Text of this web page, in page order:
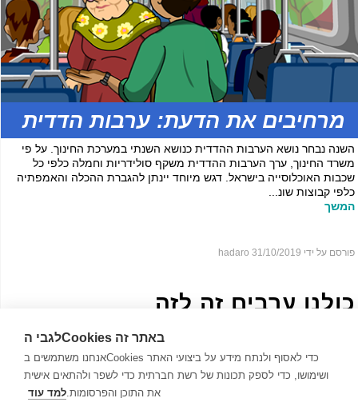
מרחיבים את הדעת: ערבות הדדית
כולנו ערֵבים זה לזה
פורסם על ידי hadaro 31/10/2019
השנה נבחר נושא הערבות ההדדית כנושא השנתי במערכת החינוך. על פי
משרד החינוך, ערך הערבות ההדדית משקף סולידריות וחמלה כלפי כל
שכבות האוכלוסייה בישראל. דגש מיוחד יינתן להגברת ההכלה והאמפתיה
כלפי קבוצות שונ...
המשך
לגבי הCookies באתר זה
אנחנו משתמשים בCookies כדי לאסוף ולנתח מידע על ביצועי האתר
ושימושו, כדי לספק תכונות של רשת חברתית כדי לשפר ולהתאים אישית
את התוכן והפרסומות.למד עוד